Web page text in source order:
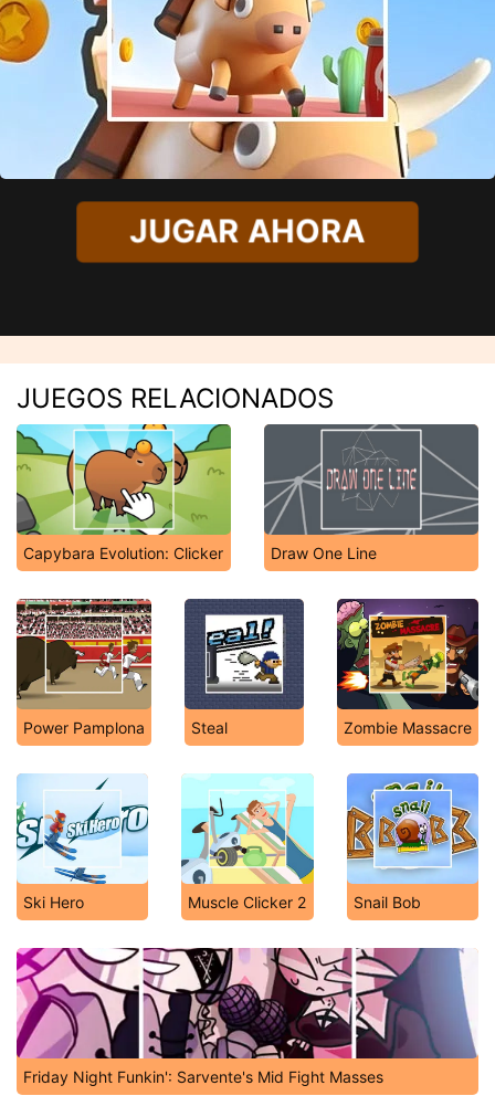
JUGAR AHORA
JUEGOS RELACIONADOS
Capybara Evolution: Clicker Draw One Line
Power Pamplona Steal Zombie Massacre
Ski Hero Muscle Clicker 2 Snail Bob
Friday Night Funkin': Sarvente's Mid Fight Masses